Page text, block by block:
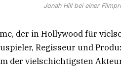
Jonah Hill bei einer
der in Hollywood für
Regisseur und
der vielschichtigsten